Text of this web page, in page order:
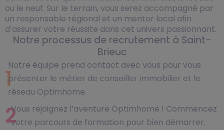
ou le neuf. Sur le terrain, vous serez accompagné par
un responsable régional et un mentor local afin
d’assurer votre réussite dans cet univers passionnant.
Notre processus de recrutement à Saint-
Brieuc
1Notre équipe prend contact avec vous pour vous
présenter le métier de conseiller immobilier et le
réseau Optimhome.
2Vous rejoignez l’aventure Optimhome ! Commencez
votre parcours de formation pour bien démarrer.